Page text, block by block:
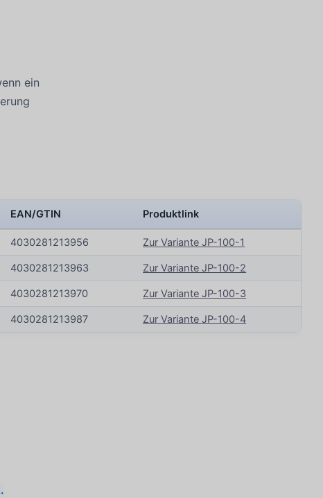
ein
EAN/GTIN Produktlink
4030281213956 Zur Variante JP-100-1
4030281213963 Zur Variante JP-100-2
4030281213970 Zur Variante JP-100-3
4030281213987 Zur Variante JP-100-4